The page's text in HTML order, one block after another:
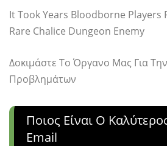
It Took Years Bloodborne Players
Rare Chalice Dungeon Enemy
Δοκιμάστε Το Όργανο Μας Για
Προβλημάτων
Ποιος Είναι Ο
Email